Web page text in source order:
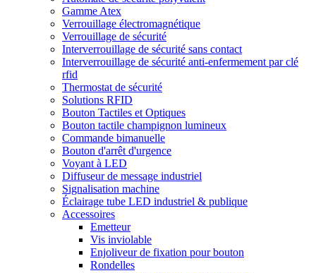
Gamme Atex
Verrouillage électromagnétique
Verrouillage de sécurité
Interverrouillage de sécurité sans contact
Interverrouillage de sécurité anti-enfermement par clé
rfid
Thermostat de sécurité
Solutions RFID
Bouton Tactiles et Optiques
Bouton tactile champignon lumineux
Commande bimanuelle
Bouton d'arrêt d'urgence
Voyant à LED
Diffuseur de message industriel
Signalisation machine
Éclairage tube LED industriel & publique
Accessoires
Emetteur
Vis inviolable
Enjoliveur de fixation pour bouton
Rondelles